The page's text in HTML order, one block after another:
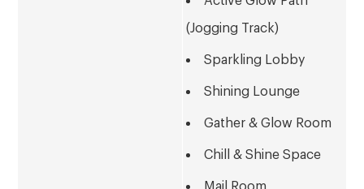
(Jogging Track)
Sparkling Lobby
Shining Lounge
Gather & Glow Room
Chill & Shine Space
Mail Room